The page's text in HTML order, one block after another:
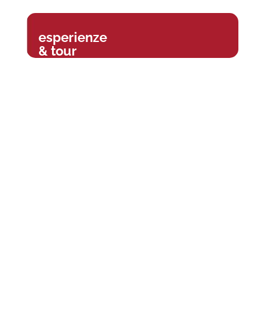
esperienze
& tour